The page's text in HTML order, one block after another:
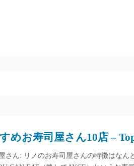
めお寿司屋さん10店 –
さん: リノのお寿司屋さんの特徴はなん